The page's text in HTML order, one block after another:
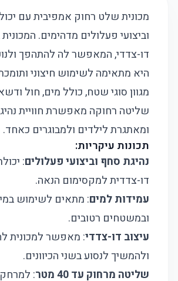
מכונית שלט רחוק אמפיבית עם
וביצועי פעלולים מדהימים.
דו-צדדי, המאפשר לה להתהפך ולנוע
היא מתאימה לשימוש חיצוני
מגוון סוגי שטח, כולל מים, חול
שליטה רחוקה מאפשרת חוויית
ומאתגרת לילדים ולמבוגרים כאחד.
תכונות עיקריות:
נהיגת סחף וביצועי פעלולים:
דו-צדדית למקסימום הנאה.
עמידות למים: מתאים לשימוש
ובמשטחים רטובים.
עיצוב דו-צדדי: מאפשר למכונית
ולהמשיך לנסוע בשני הכיוונים.
שליטה מרחוק עד 40 מטר
: